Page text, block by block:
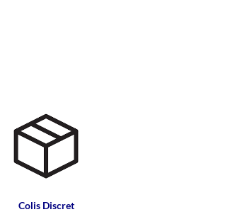
Colis Discret